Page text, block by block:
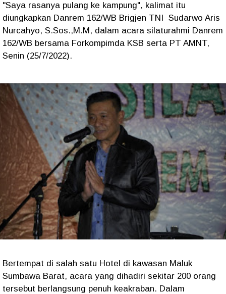
"Saya rasanya pulang ke kampung", kalimat itu
diungkapkan Danrem 162/WB Brigjen TNI Sudarwo Aris
Nurcahyo, S.Sos.,M.M, dalam acara silaturahmi Danrem
162/WB bersama Forkompimda KSB serta PT AMNT,
Senin (25/7/2022).
Bertempat di salah satu Hotel di kawasan Maluk
Sumbawa Barat, acara yang dihadiri sekitar 200 orang
tersebut berlangsung penuh keakraban. Dalam